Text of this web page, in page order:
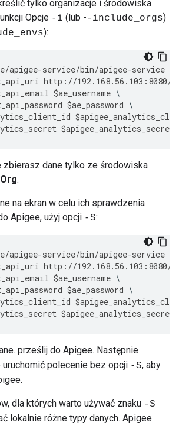
tylko organizacje i środowiska
Opcje -i (lub --include_orgs)
):
/apigee-service/bin/apigee-service
http : //192.168. 56.103 : 8080/
$ae_username
$ae_password
$
$apigee_analytics_secret
zbierasz dane tylko ze środowiska
.
na ekran w celu ich sprawdzenia
Apigee, użyj opcji -S:
/apigee-service/bin/apigee-service
http : //192.168. 56.103 : 8080/
$ae_username
$ae_password
$
$apigee_analytics_secret
prześlij do Apigee. Następnie
polecenie bez opcji -S, aby
dla których warto używać znaku -S
lokalnie różne typy danych. Apigee